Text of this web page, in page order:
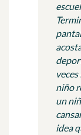
niño
un
idea